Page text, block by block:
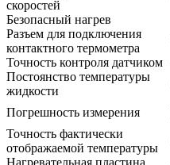
скоростей
Безопасный нагрев
Разъем для подключения
контактного термометра
Точность контроля датчиком
Постоянство температуры
жидкости
Погрешность измерения
Точность фактически
отображаемой температуры